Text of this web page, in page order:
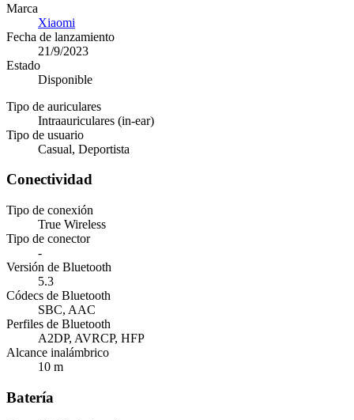
Marca
Xiaomi
Fecha de lanzamiento
21/9/2023
Estado
Disponible
Tipo de auriculares
Intraauriculares (in-ear)
Tipo de usuario
Casual, Deportista
Conectividad
Tipo de conexión
True Wireless
Tipo de conector
-
Versión de Bluetooth
5.3
Códecs de Bluetooth
SBC, AAC
Perfiles de Bluetooth
A2DP, AVRCP, HFP
Alcance inalámbrico
10 m
Batería